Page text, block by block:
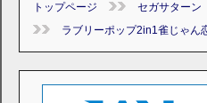
トップページ セガサターン
ラブリーポップ2in1雀じゃん